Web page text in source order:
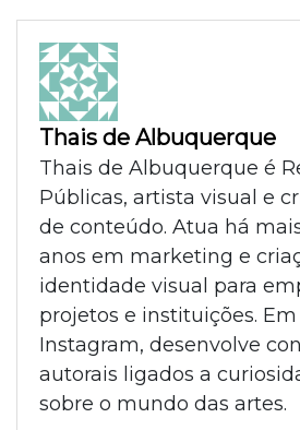
Thais de Albuquerque
Thais de Albuquerque é
Públicas, artista visual e
de conteúdo. Atua há
anos em marketing e
identidade visual para
projetos e instituições. Em
Instagram, desenvolve
autorais ligados a
sobre o mundo das artes.